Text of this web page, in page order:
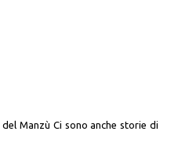
Manzù Ci sono anche storie di